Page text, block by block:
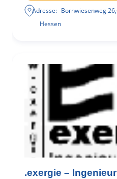
Adresse: Bornwiesenweg 26,
Hessen
.exergie –